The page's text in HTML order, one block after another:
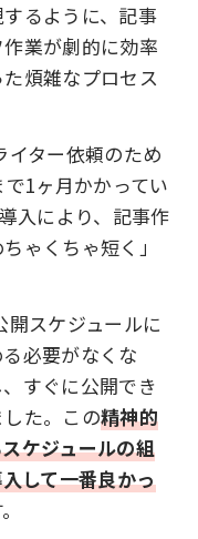
るように、記事
業が劇的に効率
煩雑なプロセス
イター依頼のため
1ヶ月かかってい
入により、記事作
ゃくちゃ短く」
開スケジュールに
必要がなくな
すぐに公開でき
た。この精神的
ケジュールの組
して一番良かっ